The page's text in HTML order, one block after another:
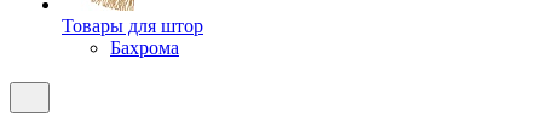
Товары для штор
Бахрома